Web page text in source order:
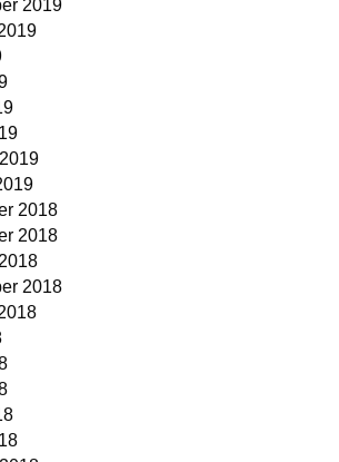
2019
2018
2018
2018